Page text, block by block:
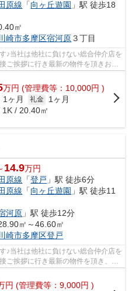
原線 「向ヶ丘遊園 」駅 徒歩18
㎡
川崎市多摩区宿河原３丁目
♪当社は他社に負けない総合仲介店を
ご挨拶に行き最新の物件を頂きお客
万円 (管理費等：10,000円 )
1ヶ月 礼金
1ヶ月
1K / 20.40㎡
14.9万円
原線 「登戸 」駅 徒歩6分
原線 「向ヶ丘遊園 」駅 徒歩11
河原 」駅 徒歩12分
㎡～46.60㎡
川崎市多摩区登戸
♪当社は他社に負けない総合仲介店を
ご挨拶に行き最新の物件を頂き、お
円 (管理費等：9,000円 )